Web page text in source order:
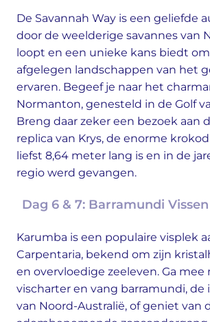
De Savannah Way is een geliefde
door de weelderige savannes van
loopt en een unieke kans biedt
afgelegen landschappen van het
ervaren. Begeef je naar het
Normanton, genesteld in de Golf
Breng daar zeker een bezoek aan
replica van Krys, de enorme
liefst 8,64 meter lang is en in de
regio werd gevangen.
Dag 6 & 7: Barramundi
Karumba is een populaire visplek
Carpentaria, bekend om zijn
en overvloedige zeeleven. Ga mee
vischarter en vang barramundi, de
van Noord-Australië, of geniet van